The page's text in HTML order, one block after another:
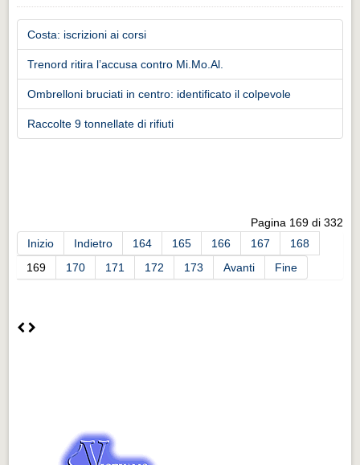
Costa: iscrizioni ai corsi
Trenord ritira l’accusa contro Mi.Mo.Al.
Ombrelloni bruciati in centro: identificato il colpevole
Raccolte 9 tonnellate di rifiuti
Pagina 169 di 332
Inizio
Indietro 164 165 166 167
168
169
170 171 172 173 Avanti Fine